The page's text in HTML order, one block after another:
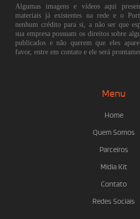
Algumas imagens e vídeos aqui
materiais já existentes na rede e o
nenhum crédito para si, a não ser que
sua empresa possuam os direitos sobre
publicados e não querem que eles
favor, entre em contato e ele será
Menu
Home
Quem Somos
Parceiros
Mídia Kit
Contato
Redes Sociais